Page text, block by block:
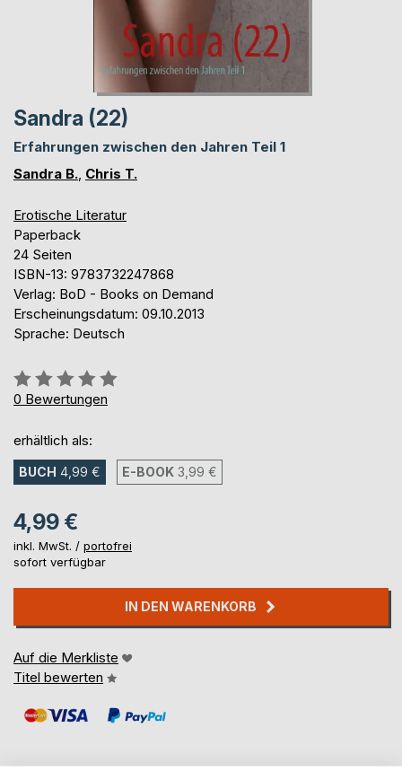
Sandra (22)
Erfahrungen zwischen den Jahren Teil 1
Sandra B., Chris T.
Erotische Literatur
Paperback
24 Seiten
ISBN-13: 9783732247868
Verlag: BoD - Books on Demand
Erscheinungsdatum: 09.10.2013
Sprache: Deutsch
Bewertung::
0%
0 Bewertungen
erhältlich als:
BUCH 4,99 € E-BOOK 3,99 €
4,99 €
inkl. MwSt. / portofrei
sofort verfügbar
IN DEN WARENKORB
Auf die Merkliste
Titel bewerten